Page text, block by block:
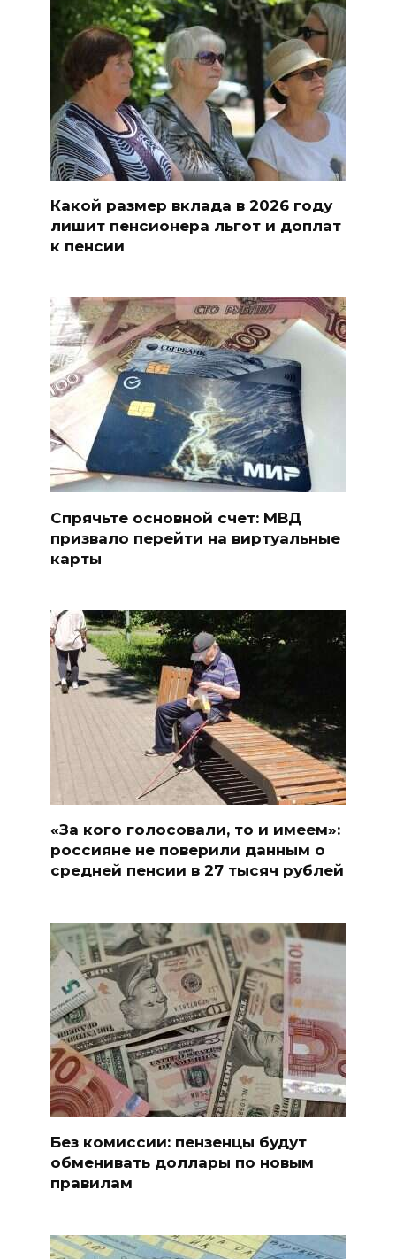
Какой размер вклада в 2026 году
лишит пенсионера льгот и доплат
к пенсии
Спрячьте основной счет: МВД
призвало перейти на виртуальные
карты
«За кого голосовали, то и имеем»:
россияне не поверили данным о
средней пенсии в 27 тысяч рублей
Без комиссии: пензенцы будут
обменивать доллары по новым
правилам